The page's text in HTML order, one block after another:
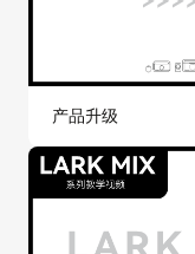
产品升级